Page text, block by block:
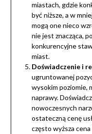
miastach, gdzie
być niższe, a w
mogą one nieco
nie jest znacząca,
konkurencyjne
miast.
Doświadczenie i
ugruntowanej
wysokim poziomie,
naprawy.
nowoczesnych
ostateczną cenę
często wyższa cena